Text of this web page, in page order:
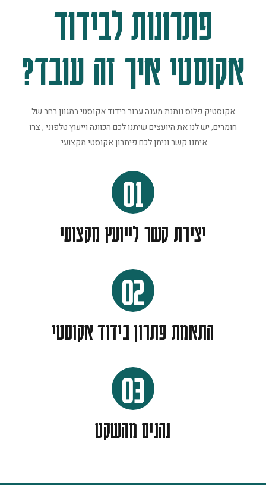
פתרונות לבידוד
אקוסטי איך זה עובד?
אקוסטיק פלוס נותנת מענה עבור בידוד אקוסטי במגוון רחב של
חומרים, יש לנו את היועצים שיתנו לכם הכוונה וייעוץ טלפוני , צרו
איתנו קשר וניתן לכם פיתרון אקוסטי מקצועי.
01
יצירת קשר לייועץ מקצועי
02
התאמת פתרון בידוד אקוסטי
03
נהנים מהשקט